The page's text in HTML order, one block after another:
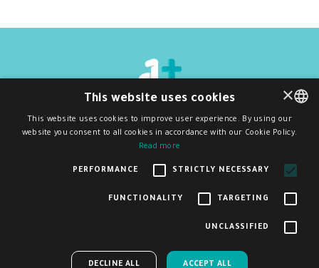
سياسة الخصوصية و شروط الاستخدام
اشترك بنشرتنا البريدية
تم إنشاء هذا الموقع وصيانته بدعم مالي من الاتحاد الأوروبي. المحتوى الموجود فيه
ساعدنا على تحسين منصة ديوان بلس من خلال المشاركة في
ENGLISH
×
This website uses cookies
This website uses cookies to improve user experience. By using our
website you consent to all cookies in accordance with our Cookie Policy.
Read more
STRICTLY NECESSARY
PERFORMANCE
TARGETING
FUNCTIONALITY
UNCLASSIFIED
ACCEPT ALL
DECLINE ALL